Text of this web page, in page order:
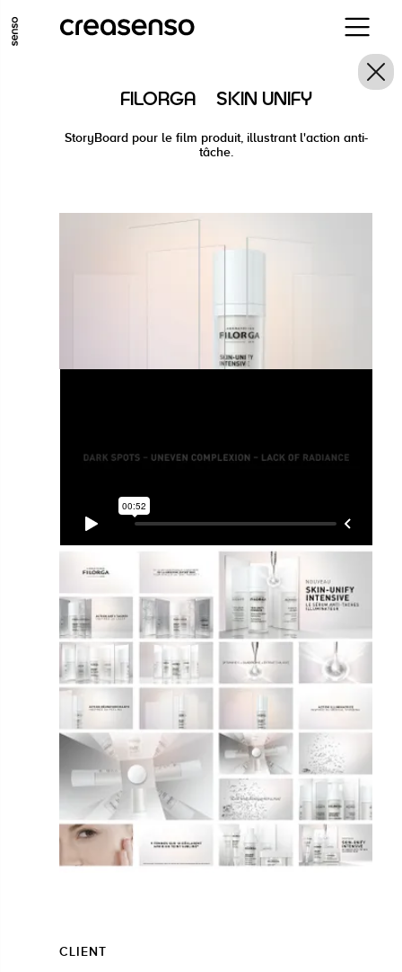
ALLER AU CONTENU PRINCIPAL
ALLER EN BAS DE PAGE
FILORGA | SKIN UNIFY
StoryBoard pour le film produit, illustrant l'action anti-
tâche.
CLIENT